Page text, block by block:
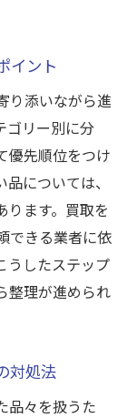
イント
り添いながら進
ゴリー別に分
優先順位をつけ
については、
ります。買取を
できる業者に依
うしたステップ
整理が進められ
対処法
品々を扱うた